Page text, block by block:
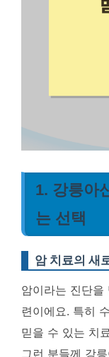
1. 강릉아
는 선택
암 치료의 새
암이라는 진단
련이에요. 특히
믿을 수 있는 치
그런 분들께 강